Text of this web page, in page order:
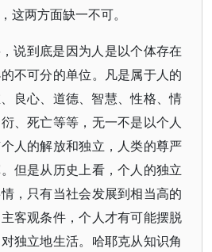
这两方面缺一不可。
说到底是因为人是以个体存在
不可分的单位。凡是属于人的
良心、道德、智慧、性格、情
、死亡等等，无一不是以个人
人的解放和独立，人类的尊严
但是从历史上看，个人的独立
，只有当社会发展到相当高的
客观条件，个人才有可能摆脱
独立地生活。哈耶克从知识角